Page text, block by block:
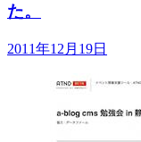
た。
2011年12月19日